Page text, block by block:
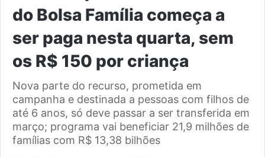
do Bolsa Família começa a
ser paga nesta quarta, sem
os R$ 150 por criança
Nova parte do recurso, prometida em
campanha e destinada a pessoas com filhos de
até 6 anos, só deve passar a ser transferida em
março; programa vai beneficiar 21,9 milhões de
famílias com R$ 13,38 bilhões